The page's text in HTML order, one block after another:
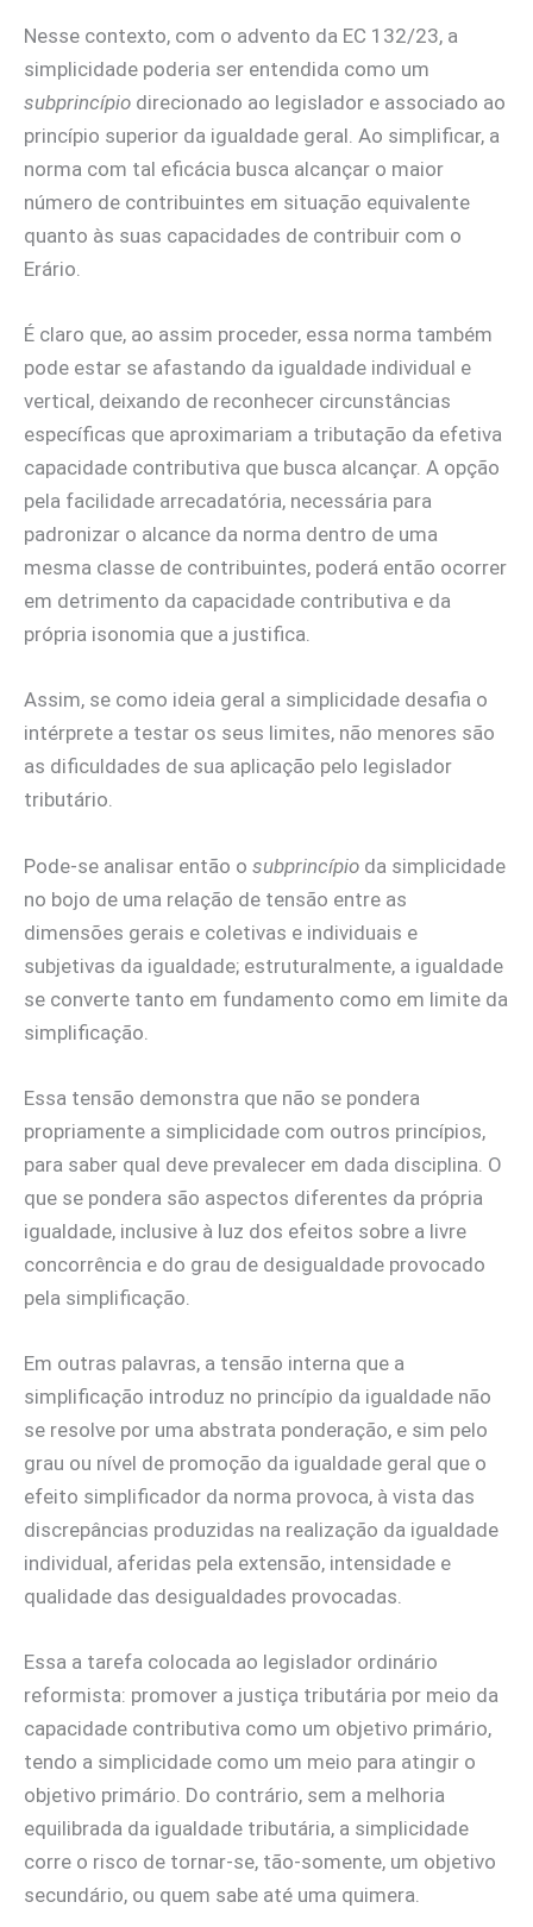
Nesse contexto, com o advento da EC 132/23, a
simplicidade poderia ser entendida como um
subprincípio direcionado ao legislador e associado ao
princípio superior da igualdade geral. Ao simplificar, a
norma com tal eficácia busca alcançar o maior
número de contribuintes em situação equivalente
quanto às suas capacidades de contribuir com o
Erário.
É claro que, ao assim proceder, essa norma também
pode estar se afastando da igualdade individual e
vertical, deixando de reconhecer circunstâncias
específicas que aproximariam a tributação da efetiva
capacidade contributiva que busca alcançar. A opção
pela facilidade arrecadatória, necessária para
padronizar o alcance da norma dentro de uma
mesma classe de contribuintes, poderá então ocorrer
em detrimento da capacidade contributiva e da
própria isonomia que a justifica.
Assim, se como ideia geral a simplicidade desafia o
intérprete a testar os seus limites, não menores são
as dificuldades de sua aplicação pelo legislador
tributário.
Pode-se analisar então o subprincípio da simplicidade
no bojo de uma relação de tensão entre as
dimensões gerais e coletivas e individuais e
subjetivas da igualdade; estruturalmente, a igualdade
se converte tanto em fundamento como em limite da
simplificação.
Essa tensão demonstra que não se pondera
propriamente a simplicidade com outros princípios,
para saber qual deve prevalecer em dada disciplina. O
que se pondera são aspectos diferentes da própria
igualdade, inclusive à luz dos efeitos sobre a livre
concorrência e do grau de desigualdade provocado
pela simplificação.
Em outras palavras, a tensão interna que a
simplificação introduz no princípio da igualdade não
se resolve por uma abstrata ponderação, e sim pelo
grau ou nível de promoção da igualdade geral que o
efeito simplificador da norma provoca, à vista das
discrepâncias produzidas na realização da igualdade
individual, aferidas pela extensão, intensidade e
qualidade das desigualdades provocadas.
Essa a tarefa colocada ao legislador ordinário
reformista: promover a justiça tributária por meio da
capacidade contributiva como um objetivo primário,
tendo a simplicidade como um meio para atingir o
objetivo primário. Do contrário, sem a melhoria
equilibrada da igualdade tributária, a simplicidade
corre o risco de tornar-se, tão-somente, um objetivo
secundário, ou quem sabe até uma quimera.